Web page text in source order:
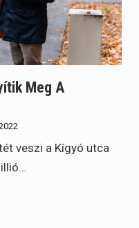
Meg A
veszi a Kígyó utca